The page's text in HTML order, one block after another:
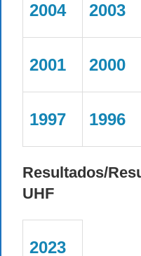
2004 2003
2001 2000
1997 1996
Resultados/
UHF
2023